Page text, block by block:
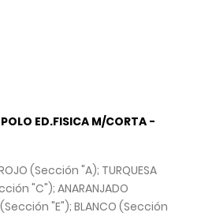
ED.FISICA M/CORTA -
(Sección "A); TURQUESA
"C"); ANARANJADO
"E"); BLANCO (Sección